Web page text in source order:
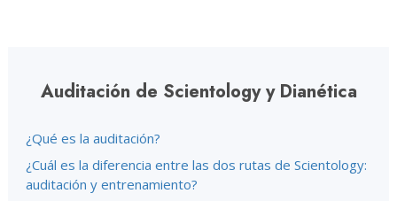
Auditación de Scientology y Dianética
¿Qué es la auditación?
¿Cuál es la diferencia entre las dos rutas de Scientology:
auditación y entrenamiento?